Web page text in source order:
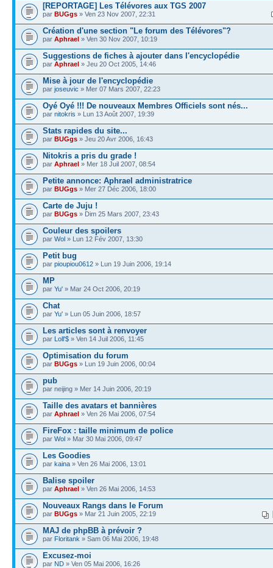
[REPORTAGE] Les Télévores aux TGS 2007
par BUGgs » Ven 23 Nov 2007, 22:31
Création d'une section "Le forum des Télévores"?
par Aphrael » Ven 30 Nov 2007, 10:19
Suggestions de fiches à ajouter dans l'encyclopédie
par Aphrael » Jeu 20 Oct 2005, 14:46
Mise à jour de l'encyclopédie
par joseuvic » Mer 07 Mars 2007, 22:23
Oyé Oyé !!! De nouveaux Membres Officiels sont nés...
par nitokris » Lun 13 Août 2007, 19:39
Stats rapides du site...
par BUGgs » Jeu 20 Avr 2006, 16:43
Nitokris a pris du grade !
par Aphrael » Mer 18 Juil 2007, 08:54
Petite annonce: Aphrael administratrice
par BUGgs » Mer 27 Déc 2006, 18:00
Carte de Juju !
par BUGgs » Dim 25 Mars 2007, 23:43
Couleur des spoilers
par Wol » Lun 12 Fév 2007, 13:30
Petit bug
par pioupiou0612 » Lun 19 Juin 2006, 19:14
MP
par Yu' » Mar 24 Oct 2006, 20:19
Chat
par Yu' » Lun 05 Juin 2006, 18:57
Les articles sont à renvoyer
par Loll'$ » Ven 14 Juil 2006, 11:45
Optimisation du forum
par BUGgs » Lun 19 Juin 2006, 00:04
pub
par neijing » Mer 14 Juin 2006, 20:19
Taille des avatars et bannières
par Aphrael » Ven 26 Mai 2006, 07:54
FireFox : taille minimum de police
par Wol » Mar 30 Mai 2006, 09:47
Les Goodies
par kaina » Ven 26 Mai 2006, 13:01
Balise spoiler
par Aphrael » Ven 26 Mai 2006, 14:53
Nouveaux Rangs dans le Forum
par BUGgs » Mar 21 Juin 2005, 22:19
MAJ de phpBB à prévoir ?
par Floritank » Sam 06 Mai 2006, 19:48
Excusez-moi
par ND » Ven 05 Mai 2006, 16:26